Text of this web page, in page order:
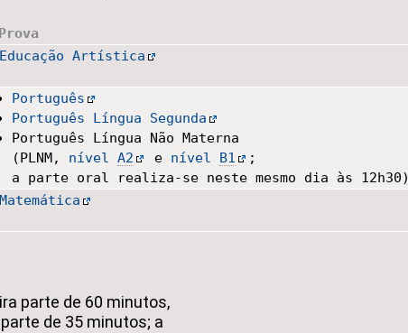
Prova
Educação Artística
Português
Português Língua Segunda
Português Língua Não Materna
(PLNM, nívelA2 e nível B1
;
a parte oral realiza-se neste mesmo dia às 12h30)
Matemática
parte de 60 minutos,
de 35 minutos; a